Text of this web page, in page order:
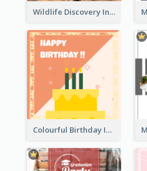
Wildlife Discovery Instagram Poster Design
Colourful Birthday Instagram Post With Photo